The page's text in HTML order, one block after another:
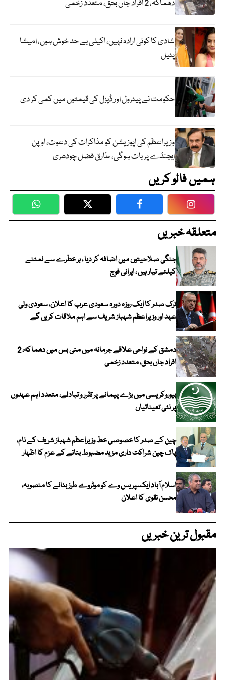
دھماکہ، 2 افراد جاں بحق، متعدد زخمی
شادی کا کوئی ارادہ نہیں، اکیلی بے حد خوش ہوں، امیشا
پٹیل
حکومت نے پیٹرول اور ڈیزل کی قیمتوں میں کمی کر دی
وزیراعظم کی اپوزیشن کو مذاکرات کی دعوت، اوپن
ایجنڈے پر بات ہوگی، طارق فضل چودھری
ہمیں فالو کریں
WhatsApp Twitter Facebook
متعلقہ خبریں
جنگی صلاحیتوں میں اضافہ کر دیا ، ہر خطرے سے نمٹنے
کیلئے تیار ہیں ، ایرانی فوج
ترک صدر کا ایک روزہ دورہ سعودی عرب کا اعلان، سعودی ولی
عہد اور وزیراعظم شہباز شریف سے اہم ملاقات کریں گے
دمشق کے نواحی علاقے جرمانہ میں منی بس میں دھماکہ، 2
افراد جاں بحق، متعدد زخمی
بیوروکریسی میں بڑے پیمانے پر تقرر و تبادلے، متعدد اہم عہدوں
پر نئی تعیناتیاں
چین کے صدر کا خصوصی خط وزیراعظم شہباز شریف کے نام،
پاک چین شراکت داری مزید مضبوط بنانے کے عزم کا اظہار
اسلام آباد ایکسپریس وے کو موٹروے طرز بنانے کا منصوبہ،
محسن نقوی کا اعلان
مقبول ترین خبریں